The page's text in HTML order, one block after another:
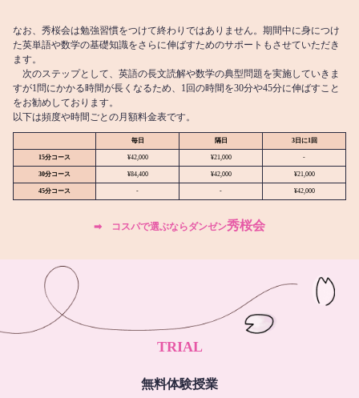
なお、秀桜会は勉強習慣をつけて終わりではありません。期間中に身につけ
た英単語や数学の基礎知識をさらに伸ばすためのサポートもさせていただき
ます。
次のステップとして、英語の長文読解や数学の典型問題を実施していきま
すが1問にかかる時間が長くなるため、1回の時間を30分や45分に伸ばすこと
をお勧めしております。
以下は頻度や時間ごとの月額料金表です。
毎日 隔日 3日に1回
15分コース ¥42,000 ¥21,000 -
30分コース ¥84,400 ¥42,000 ¥21,000
45分コース - - ¥42,000
➡︎ コスパで選ぶならダンゼン秀桜会
TRIAL
無料体験授業